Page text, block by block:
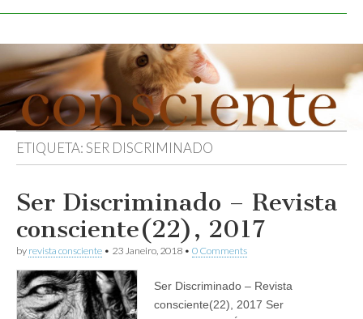
ETIQUETA:SER DISCRIMINADO
Ser Discriminado – Revista
consciente(22), 2017
by revista consciente • 23 Janeiro, 2018 • 0 Comments
Ser Discriminado – Revista
consciente(22), 2017 Ser